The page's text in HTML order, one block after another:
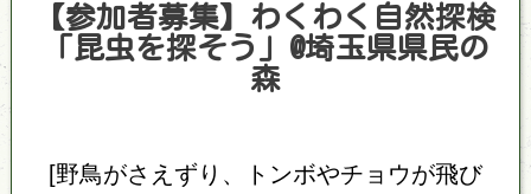
【参加者募集】わくわく自然探検
「昆虫を探そう」@埼玉県県民の
森
[野鳥がさえずり、トンボやチョウが飛び